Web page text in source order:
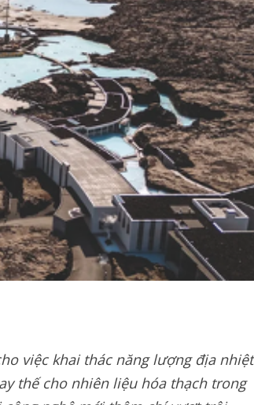
việc khai thác năng lượng địa nhiệt
thế cho nhiên liệu hóa thạch trong